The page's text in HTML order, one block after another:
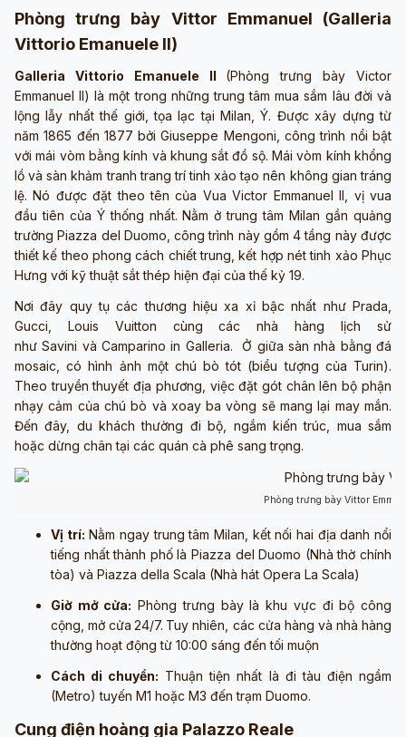
Phòng trưng bày Vittor Emmanuel (Galleria
Vittorio Emanuele II)
Galleria Vittorio Emanuele II (Phòng trưng bày Victor
Emmanuel II) là một trong những trung tâm mua sắm lâu đời và
lộng lẫy nhất thế giới, tọa lạc tại Milan, Ý. Được xây dựng từ
năm 1865 đến 1877 bởi Giuseppe Mengoni, công trình nổi bật
với mái vòm bằng kính và khung sắt đồ sộ. Mái vòm kính khổng
lồ và sàn khảm tranh trang trí tinh xảo tạo nên không gian tráng
lệ. Nó được đặt theo tên của Vua Victor Emmanuel II, vị vua
đầu tiên của Ý thống nhất. Nằm ở trung tâm Milan gần quảng
trường Piazza del Duomo, công trình này gồm 4 tầng này được
thiết kế theo phong cách chiết trung, kết hợp nét tinh xảo Phục
Hưng với kỹ thuật sắt thép hiện đại của thế kỷ 19.
Nơi đây quy tụ các thương hiệu xa xỉ bậc nhất như Prada,
Gucci, Louis Vuitton cùng các nhà hàng lịch sử
như Savini và Camparino in Galleria. Ở giữa sàn nhà bằng đá
mosaic, có hình ảnh một chú bò tót (biểu tượng của Turin).
Theo truyền thuyết địa phương, việc đặt gót chân lên bộ phận
nhạy cảm của chú bò và xoay ba vòng sẽ mang lại may mắn.
Đến đây, du khách thường đi bộ, ngắm kiến trúc, mua sắm
hoặc dừng chân tại các quán cà phê sang trọng.
Phòng trưng bày Vittor
Vị trí: Nằm ngay trung tâm Milan, kết nối hai địa danh nổi
tiếng nhất thành phố là Piazza del Duomo (Nhà thờ chính
tòa) và Piazza della Scala (Nhà hát Opera La Scala)
Giờ mở cửa: Phòng trưng bày là khu vực đi bộ công
cộng, mở cửa 24/7. Tuy nhiên, các cửa hàng và nhà hàng
thường hoạt động từ 10:00 sáng đến tối muộn
Cách di chuyển: Thuận tiện nhất là đi tàu điện ngầm
(Metro) tuyến M1 hoặc M3 đến trạm Duomo.
Cung điện hoàng gia Palazzo Reale